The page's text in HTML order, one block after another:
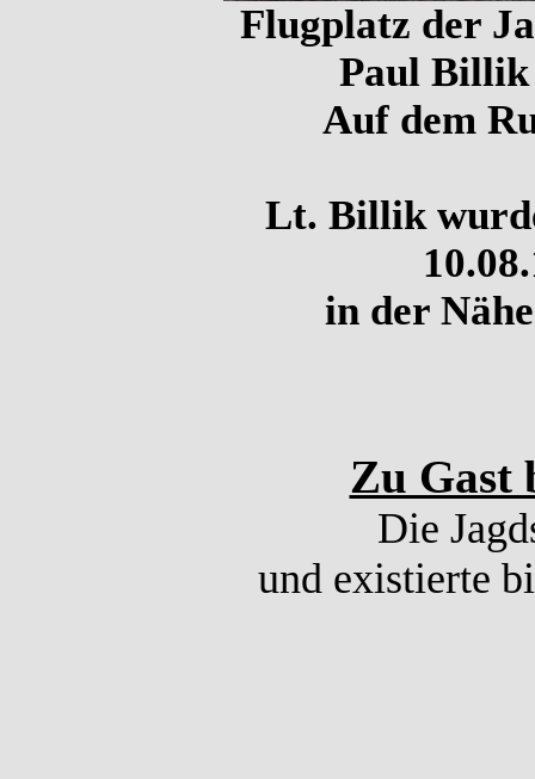
Flugplatz der
Paul Billik
Auf dem
Lt. Billik
in der
Zu Gast
Die
und existierte